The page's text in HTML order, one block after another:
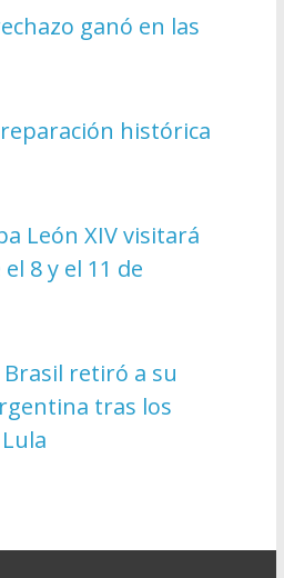
ganó en las
histórica
León XIV visitará
8 y el 11 de
retiró a su
tras los